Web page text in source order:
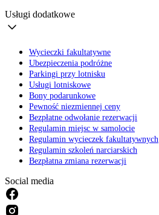
Usługi dodatkowe
Wycieczki fakultatywne
Ubezpieczenia podróżne
Parkingi przy lotnisku
Usługi lotniskowe
Bony podarunkowe
Pewność niezmiennej ceny
Bezpłatne odwołanie rezerwacji
Regulamin miejsc w samolocie
Regulamin wycieczek fakultatywnych
Regulamin szkoleń narciarskich
Bezpłatna zmiana rezerwacji
Social media